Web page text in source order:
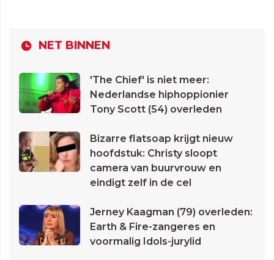
NET BINNEN
'The Chief' is niet meer:
Nederlandse hiphoppionier
Tony Scott (54) overleden
Bizarre flatsoap krijgt nieuw
hoofdstuk: Christy sloopt
camera van buurvrouw en
eindigt zelf in de cel
Jerney Kaagman (79) overleden:
Earth & Fire-zangeres en
voormalig Idols-jurylid